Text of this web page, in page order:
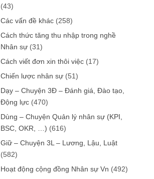
(43)
Các vấn đề khác (258)
Cách thức tăng thu nhập trong nghề
Nhân sự (31)
Cách viết đơn xin thôi việc (17)
Chiến lược nhân sự (51)
Dạy – Chuyện 3Đ – Đánh giá, Đào tạo,
Động lực (470)
Dùng – Chuyện Quản lý nhân sự (KPI,
BSC, OKR, …) (616)
Giữ – Chuyện 3L – Lương, Lậu, Luật
(582)
Hoạt động cộng đồng Nhân sự Vn (492)